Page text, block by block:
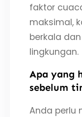
faktor
maksimal,
berkala
lingkungan.
Apa yang
sebelum
Anda perlu